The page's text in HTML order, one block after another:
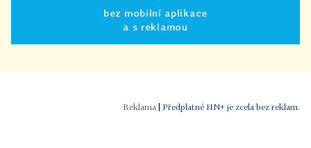
bez mobilní aplikace
a s reklamou
Předplatné HN+ je zcela bez reklam.